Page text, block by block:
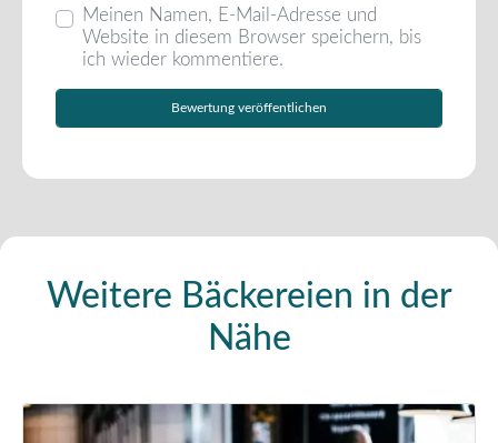
Meinen Namen, E-Mail-Adresse und
Website in diesem Browser speichern, bis
ich wieder kommentiere.
Weitere Bäckereien in der
Nähe